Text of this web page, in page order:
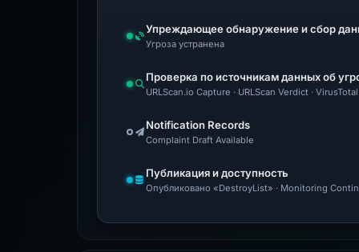
Упреждающее обнаружение и сбор
Угроза устранена
Проверка по источникам данных об
URLScan.io Capture · URLScan Verdict ·
Notification Records
Complaint Draft Available
Публикация и доступность
Опубликовано «DestroyList» · Monitoring